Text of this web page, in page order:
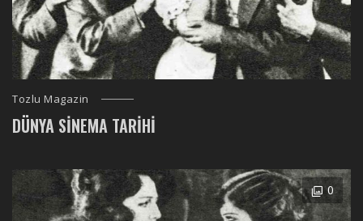
Tozlu Magazin
DÜNYA SINEMA TARIHI
0